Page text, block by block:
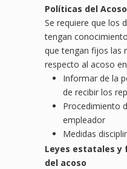
Políticas del
Se requiere que los
tengan
que tengan fijos las
respecto al acoso
Informar de la
de recibir los
Procedimiento
empleador
Medidas
Leyes estatales y
del acoso